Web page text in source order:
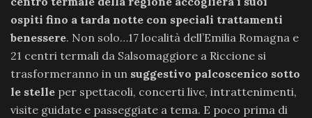
ospiti fino a tarda notte con speciali trattamenti
benessere. Non solo…17 località dell’Emilia Romagna e
21 centri termali da Salsomaggiore a Riccione si
trasformeranno in un suggestivo palcoscenico sotto
le stelle per spettacoli, concerti live, intrattenimenti,
visite guidate e passeggiate a tema. E poco prima di